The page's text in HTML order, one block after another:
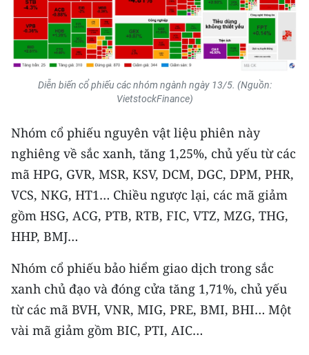
ĐỌC BÁO IN
ENGLISH
РУССКИЙ
ESPAÑOL
한국어
Diễn biến cổ phiếu các nhóm ngành ngày 13/5. (Nguồn:
VietstockFinance)
Nhóm cổ phiếu nguyên vật liệu phiên này
nghiêng về sắc xanh, tăng 1,25%, chủ yếu từ các
mã HPG, GVR, MSR, KSV, DCM, DGC, DPM, PHR,
VCS, NKG, HT1… Chiều ngược lại, các mã giảm
gồm HSG, ACG, PTB, RTB, FIC, VTZ, MZG, THG,
HHP, BMJ…
Nhóm cổ phiếu bảo hiểm giao dịch trong sắc
xanh chủ đạo và đóng cửa tăng 1,71%, chủ yếu
từ các mã BVH, VNR, MIG, PRE, BMI, BHI… Một
vài mã giảm gồm BIC, PTI, AIC…